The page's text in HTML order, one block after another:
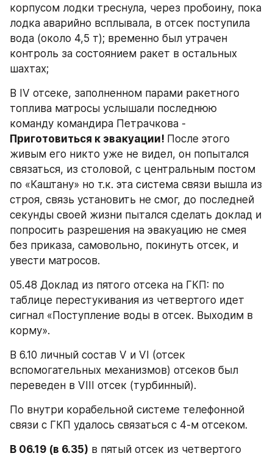
корпусом лодки треснула, через пробоину, пока
лодка аварийно всплывала, в отсек поступила
вода (около 4,5 т); временно был утрачен
контроль за состоянием ракет в остальных
шахтах;
В IV отсеке, заполненном парами ракетного
топлива матросы услышали последнюю
Приготовиться к эвакуации! После этого
живым его никто уже не видел, он попытался
связаться, из столовой, с центральным постом
по «Каштану» но т.к. эта система связи вышла из
строя, связь установить не смог, до последней
секунды своей жизни пытался сделать доклад и
попросить разрешения на эвакуацию не смея
без приказа, самовольно, покинуть отсек, и
увести матросов.
05.48 Доклад из пятого отсека на ГКП: по
таблице перестукивания из четвертого идет
сигнал «Поступление воды в отсек. Выходим в
корму».
В 6.10 личный состав V и VI (отсек
вспомогательных механизмов) отсеков был
переведен в VIII отсек (турбинный).
По внутри корабельной системе телефонной
связи с ГКП удалось связаться с 4-м отсеком.
В 06.19 (в 6.35) в пятый отсек из четвертого